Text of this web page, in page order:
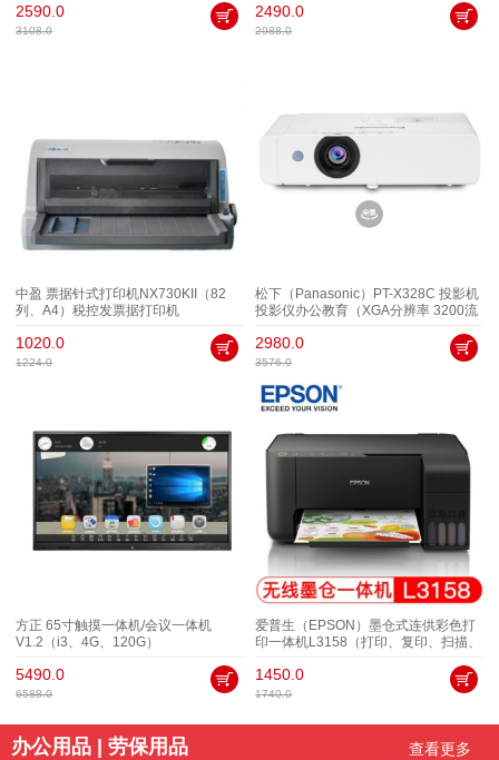
2590.0
3108.0
2490.0
2988.0
中盈 票据针式打印机NX730KII（82
列、A4）税控发票据打印机
1020.0
1224.0
松下（Panasonic）PT-X328C 投影机
投影仪办公教育（XGA分辨率 3200流
2980.0
3576.0
方正 65寸触摸一体机/会议一体机
V1.2（i3、4G、120G）
5490.0
6588.0
爱普生（EPSON）墨仓式连供彩色打
印一体机L3158（打印、复印、扫描、
1450.0
1740.0
办公用品 | 劳保用品 查看更多